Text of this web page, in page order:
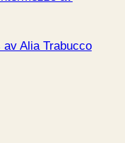
av Alia Trabucco